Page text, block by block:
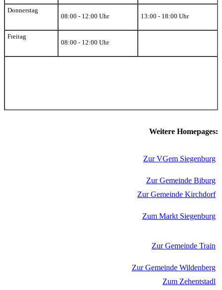
Donnerstag
08:00 - 12:00 Uhr
13:00 - 18:00 Uhr
Freitag
08:00 - 12:00 Uhr
Weitere Homepages:
Zur VGem Siegenburg
Zur Gemeinde Biburg
Zur Gemeinde Kirchdorf
Zum Markt Siegenburg
Zur Gemeinde Train
Zur Gemeinde Wildenberg
Zum Zehentstadl